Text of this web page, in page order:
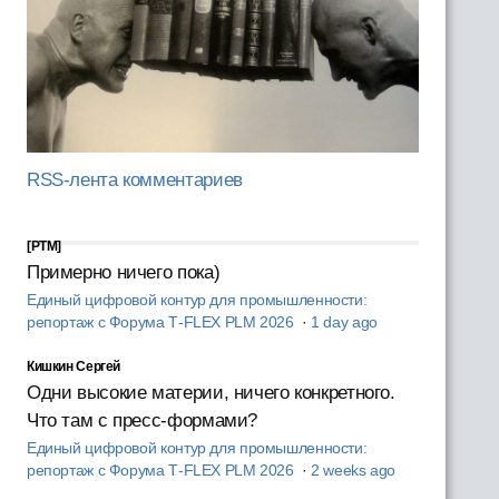
RSS-лента комментариев
[PTM]
Примерно ничего пока)
Единый цифровой контур для промышленности:
репортаж с Форума T‑FLEX PLM 2026 · 1 day ago
Кишкин Сергей
Одни высокие материи, ничего конкретного.
Что там с пресс-формами?
Единый цифровой контур для промышленности:
репортаж с Форума T‑FLEX PLM 2026 · 2 weeks ago